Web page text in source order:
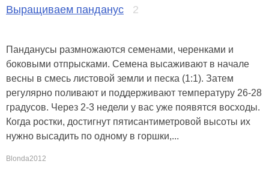
Выращиваем панданус 2
Панданусы размножаются семенами, черенками и
боковыми отпрысками. Семена высаживают в начале
весны в смесь листовой земли и песка (1:1). Затем
регулярно поливают и поддерживают температуру 26-28
градусов. Через 2-3 недели у вас уже появятся восходы.
Когда ростки, достигнут пятисантиметровой высоты их
нужно высадить по одному в горшки,...
Blonda2012